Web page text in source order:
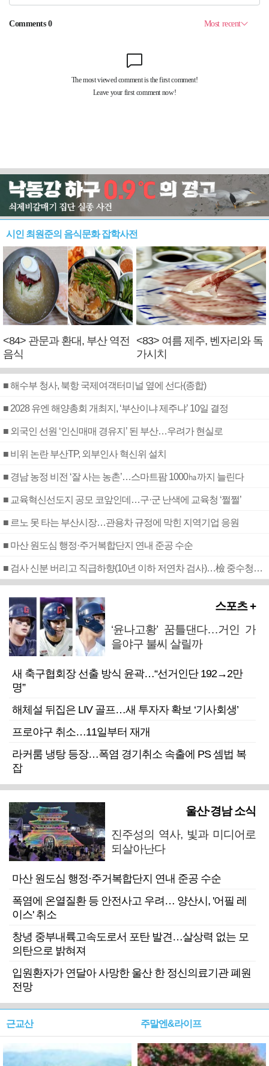
시인 최원준의 음식문화 잡학사전
<84> 관문과 환대, 부산 역전
음식
<83> 여름 제주, 벤자리와 독
가시치
■ 해수부 청사, 북항 국제여객터미널 옆에 선다(종합)
■ 2028 유엔 해양총회 개최지, ‘부산이냐 제주냐’ 10일 결정
■ 외국인 선원 ‘인신매매 경유지’ 된 부산…우려가 현실로
■ 비위 논란 부산TP, 외부인사 혁신위 설치
■ 경남 농정 비전 ‘잘 사는 농촌’…스마트팜 1000㏊까지 늘린다
■ 교육혁신선도지 공모 코앞인데…구·군 난색에 교육청 ‘쩔쩔’
■ 르노 못 타는 부산시장…관용차 규정에 막힌 지역기업 응원
■ 마산 원도심 행정·주거복합단지 연내 준공 수순
■ 검사 신분 버리고 직급하향(10년 이하 저연차 검사)…檢 중수청행 기피
스포츠 +
‘윤나고황’ 꿈틀댄다…거인 가
을야구 불씨 살릴까
새 축구협회장 선출 방식 윤곽…“선거인단 192→2만
명”
해체설 뒤집은 LIV 골프…새 투자자 확보 ‘기사회생’
프로야구 취소…11일부터 재개
라커룸 냉탕 등장…폭염 경기취소 속출에 PS 셈법 복
잡
울산·경남 소식
진주성의 역사, 빛과 미디어로
되살아난다
마산 원도심 행정·주거복합단지 연내 준공 수순
폭염에 온열질환 등 안전사고 우려… 양산시, '어필 레
이스' 취소
창녕 중부내륙고속도로서 포탄 발견…살상력 없는 모
의탄으로 밝혀져
입원환자가 연달아 사망한 울산 한 정신의료기관 폐원
전망
근교산 주말엔&라이프